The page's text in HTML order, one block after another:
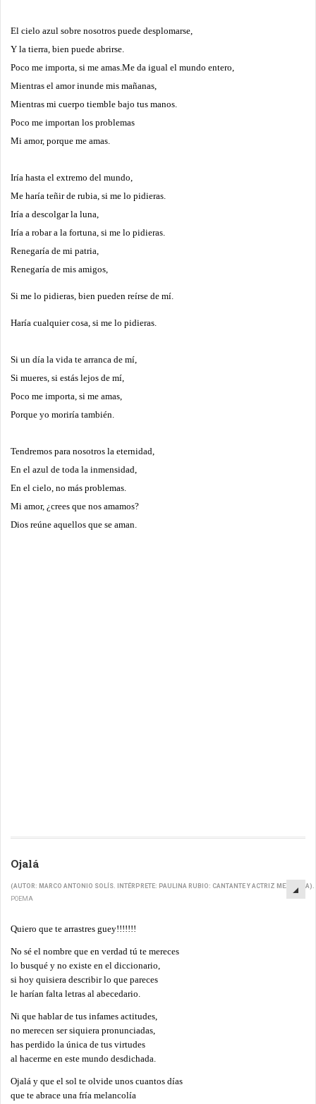
El cielo azul sobre nosotros puede desplomarse,
Y la tierra, bien puede abrirse.
Poco me importa, si me amas.Me da igual el mundo entero,
Mientras el amor inunde mis mañanas,
Mientras mi cuerpo tiemble bajo tus manos.
Poco me importan los problemas
Mi amor, porque me amas.
Iría hasta el extremo del mundo,
Me haría teñir de rubia, si me lo pidieras.
Iría a descolgar la luna,
Iría a robar a la fortuna, si me lo pidieras.
Renegaría de mi patria,
Renegaría de mis amigos,
Si me lo pidieras, bien pueden reírse de mí.
Haría cualquier cosa, si me lo pidieras.
Si un día la vida te arranca de mí,
Si mueres, si estás lejos de mí,
Poco me importa, si me amas,
Porque yo moriría también.
Tendremos para nosotros la eternidad,
En el azul de toda la inmensidad,
En el cielo, no más problemas.
Mi amor, ¿crees que nos amamos?
Dios reúne aquellos que se aman.
Ojalá
(AUTOR: MARCO ANTONIO SOLÍS. INTÉRPRETE: PAULINA RUBIO: CANTANTE Y ACTRIZ MEXICANA).
POEMA
Quiero que te arrastres guey!!!!!!!
No sé el nombre que en verdad tú te mereces
lo busqué y no existe en el diccionario,
si hoy quisiera describir lo que pareces
le harían falta letras al abecedario.
Ni que hablar de tus infames actitudes,
no merecen ser siquiera pronunciadas,
has perdido la única de tus virtudes
al hacerme en este mundo desdichada.
Ojalá y que el sol te olvide unos cuantos días
que te abrace una fría melancolía